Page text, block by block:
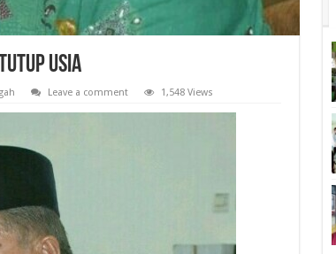
Usia
Leave a comment 1,548 Views